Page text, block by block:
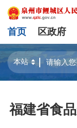
首页 区政府
福建省食